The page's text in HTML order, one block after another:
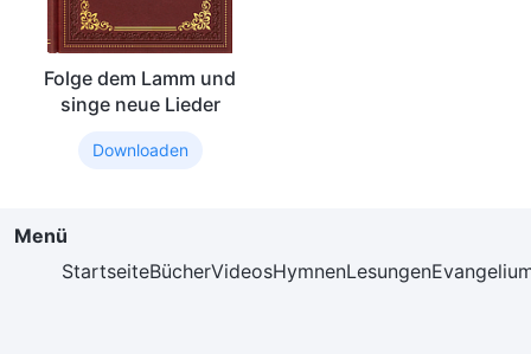
Folge dem Lamm und
singe neue Lieder
Downloaden
Menü
StartseiteBücherVideosHymnenLesungen